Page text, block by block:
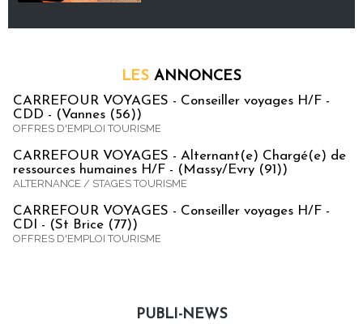
LES ANNONCES
CARREFOUR VOYAGES - Conseiller voyages H/F -
CDD - (Vannes (56))
OFFRES D'EMPLOI TOURISME
CARREFOUR VOYAGES - Alternant(e) Chargé(e) de
ressources humaines H/F - (Massy/Evry (91))
ALTERNANCE / STAGES TOURISME
CARREFOUR VOYAGES - Conseiller voyages H/F -
CDI - (St Brice (77))
OFFRES D'EMPLOI TOURISME
PUBLI-NEWS